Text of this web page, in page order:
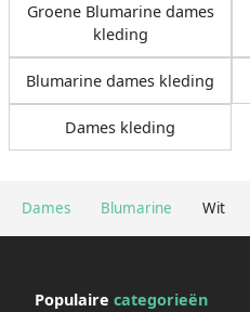
Dames Blumarine Wit
Groene Blumarine dames
kleding
Blumarine dames kleding
Dames kleding
Populaire categorieën